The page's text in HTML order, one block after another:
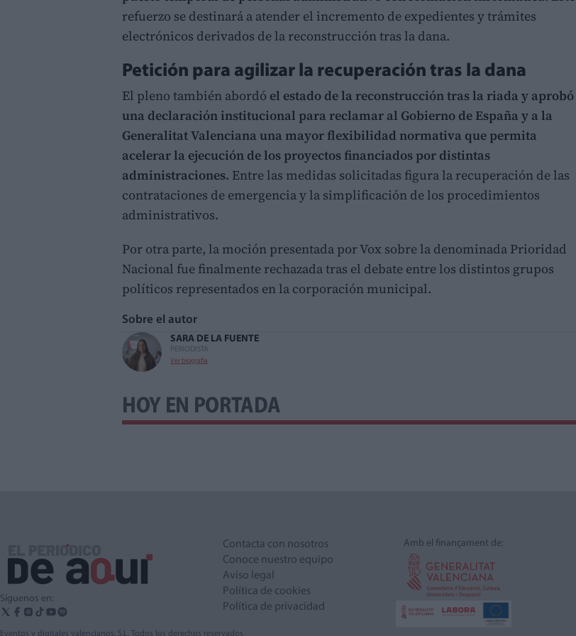
refuerzo se destinará a atender el incremento de expedientes y trámites
electrónicos derivados de la reconstrucción tras la dana.
Petición para agilizar la recuperación tras la dana
El pleno también abordó el estado de la reconstrucción tras la riada y aprobó
una declaración institucional para reclamar al Gobierno de España y a la
Generalitat Valenciana una mayor flexibilidad normativa que permita
acelerar la ejecución de los proyectos financiados por distintas
administraciones. Entre las medidas solicitadas figura la recuperación de las
contrataciones de emergencia y la simplificación de los procedimientos
administrativos.
Por otra parte, la moción presentada por Vox sobre la denominada Prioridad
Nacional fue finalmente rechazada tras el debate entre los distintos grupos
políticos representados en la corporación municipal.
Sobre el autor
SARA DE LA FUENTE
PERIODISTA
Ver biografía
HOY EN PORTADA
Síguenos en:
Contacta con nosotros
Conoce nuestro equipo
Aviso legal
Política de cookies
Política de privacidad
Amb el finançament de:
Eventos y digitales valencianos, S.L. Todos los derechos reservados